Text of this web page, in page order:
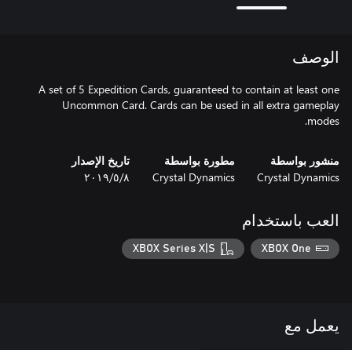
الوصف
A set of 5 Expedition Cards, guaranteed to contain at least one
Uncommon Card. Cards can be used in all extra gameplay
modes.
منشور بواسطة
Crystal Dynamics
مطورة بواسطة
Crystal Dynamics
تاريخ الإصدار
٨‏/٥‏/٢٠١٩
العب باستخدام
XBOX One
XBOX Series X|S
يعمل مع